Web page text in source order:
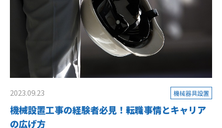
2023.09.23 機械器具設置
機械設置工事の経験者必見！転職事情とキャリア
の広げ方